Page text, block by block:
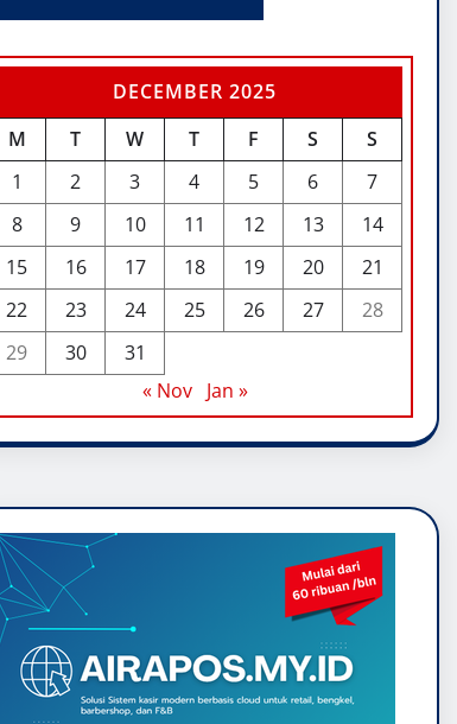
DECEMBER 2025
M
T W T F S
S
1
2 3 4 5 6
7
8
9 10 11 12 13
14
15
16 17 18 19 20
21
22
23 24 25 26 27
28
29
30
31
« Nov
Jan »